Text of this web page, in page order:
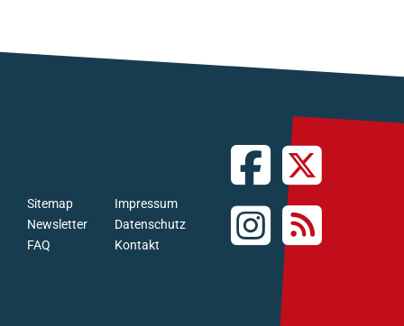
FAQ
Newsletter
Sitemap
Kontakt
Datenschutz
Impressum